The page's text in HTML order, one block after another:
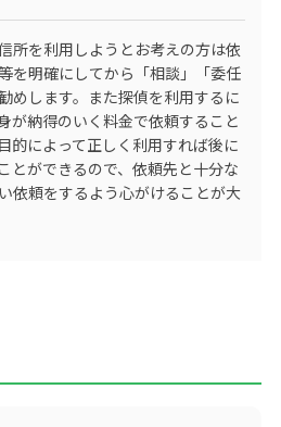
所を利用しようとお考えの方は依
を明確にしてから「相談」「委任
めします。また探偵を利用するに
が納得のいく料金で依頼すること
的によって正しく利用すれば後に
とができるので、依頼先と十分な
依頼をするよう心がけることが大